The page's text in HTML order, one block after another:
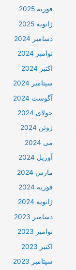
فوریه 2025
ژانویه 2025
دسامبر 2024
نوامبر 2024
اکتبر 2024
سپتامبر 2024
آگوست 2024
جولای 2024
ژوئن 2024
می 2024
آوریل 2024
مارس 2024
فوریه 2024
ژانویه 2024
دسامبر 2023
نوامبر 2023
اکتبر 2023
سپتامبر 2023